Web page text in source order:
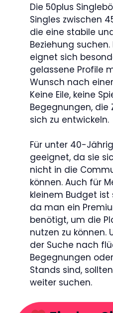
Die 50plus
Singles zwischen
die eine stabile
Beziehung
eignet sich
gelassene Profile
Wunsch nach
Keine Eile, keine
Begegnungen, die
sich zu entwickeln.
Für unter 40-
geeignet, da sie
nicht in die
können. Auch für
kleinem Budget
da man ein
benötigt, um die
nutzen zu können.
der Suche nach
Begegnungen
Stands sind,
weiter suchen.